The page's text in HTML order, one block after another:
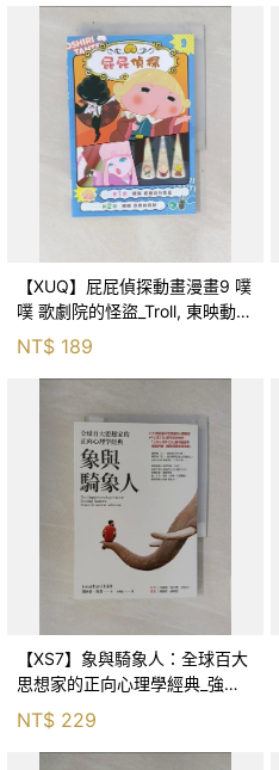
【XUQ】屁屁偵探動畫漫畫9 噗
噗 歌劇院的怪盜_Troll, 東映動畫
株式會社, 張東君
NT$ 189
【XS7】象與騎象人：全球百大
思想家的正向心理學經典_強納
NT$ 229